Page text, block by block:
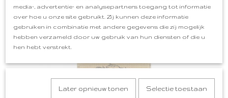
media-, advertentie- en analysepartners toegang tot informatie
over hoe u onze site gebruikt. Zij kunnen deze informatie
gebruiken in combinatie met andere gegevens die zij mogelijk
hebben verzameld door uw gebruik van hun diensten of die u
hen hebt verstrekt.
Later opnieuw tonen Selectie toestaan